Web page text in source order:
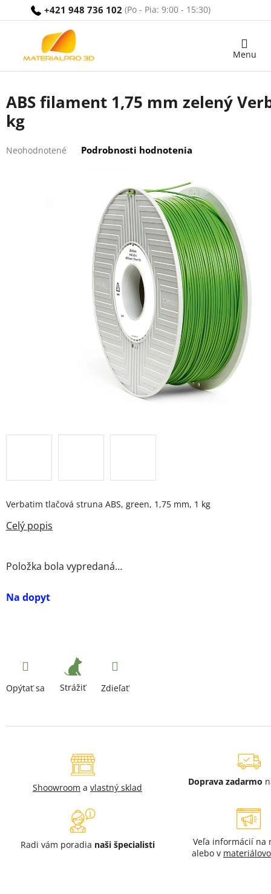
+421 948 736 102
Nákupný
ABS filament 1,75 mm zelený
kg
hodnotenie
Neohodnotené Podrobnosti hodnotenia
Na dopyt
Položka bola vypredaná…
Verbatim tlačová struna ABS, green, 1,75 mm, 1 kg
Opýtať sa Strážiť Zdieľať
Shoowroom a vlastný sklad
Doprava zadarmo
Radi vám poradia naši špecialisti
Veľa informácií na
alebo v